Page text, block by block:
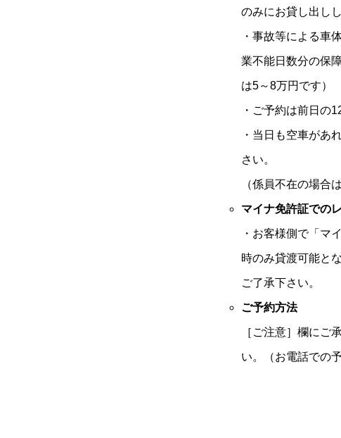
のみにお貸し出しし
・事故等による車
業不能日数分の保
は5～8万円です）
・ご予約は前日の
・当日も空車があ
さい。
（係員不在の場合
マイナ免許証での
・お客様側で「マ
時のみ貸渡可能と
ご了承下さい。
ご予約方法
［ご注意］欄にご
い。（お電話での